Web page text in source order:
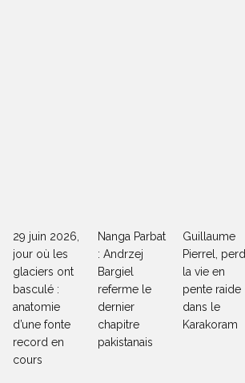
29 juin 2026,
jour où les
glaciers ont
basculé :
anatomie
d’une fonte
record en
cours
Nanga Parbat
: Andrzej
Bargiel
referme le
dernier
chapitre
pakistanais
Guillaume
Pierrel, perd
la vie en
pente raide
dans le
Karakoram